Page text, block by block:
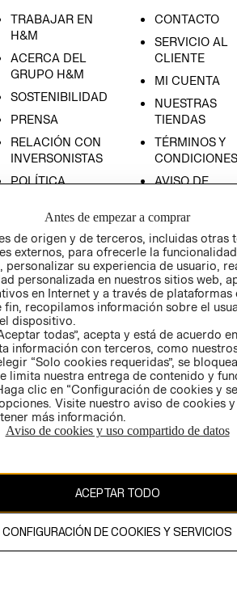
TRABAJAR EN
H&M
ACERCA DEL
GRUPO H&M
SOSTENIBILIDAD
PRENSA
RELACIÓN CON
INVERSONISTAS
POLÍTICA
CONTACTO
SERVICIO AL
CLIENTE
MI CUENTA
NUESTRAS
TIENDAS
TÉRMINOS Y
CONDICIONES
AVISO DE
GIFT CARD
AVISO DE
COOKIES
LIBRO DE
web está protegido por copyright y es
& Mauritz AB.
Antes de empezar a comprar
de origen y de terceros, incluidas otras
externos, para ofrecerle la
personalizar su experiencia de usuario,
personalizada en nuestros sitios web,
en Internet y a través de plataformas
fin, recopilamos información sobre el
dispositivo.
todas”, acepta y está de acuerdo
información con terceros, como
“Solo cookies requeridas”, se
limita nuestra entrega de contenido y
clic en “Configuración de cookies y
Visite nuestro aviso de cookies
más información.
Aviso de cookies y uso compartido de datos
ACEPTAR TODO
CONFIGURACIÓN DE COOKIES Y SERVICIOS